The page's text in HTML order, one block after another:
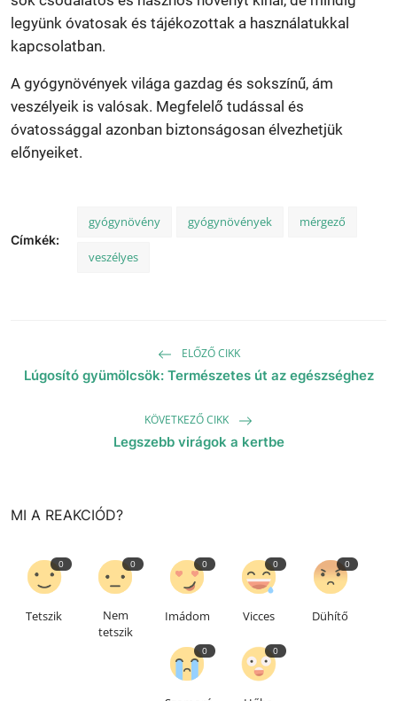
legyünk óvatosak és tájékozottak a használatukkal
kapcsolatban.
A gyógynövények világa gazdag és sokszínű, ám
veszélyeik is valósak. Megfelelő tudással és
óvatossággal azonban biztonságosan élvezhetjük
előnyeiket.
Címkék:
gyógynövény gyógynövények mérgező
veszélyes
ELŐZŐ CIKK
Lúgosító gyümölcsök: Természetes út az egészséghez
KÖVETKEZŐ CIKK
Legszebb virágok a kertbe
MI A REAKCIÓD?
0
Tetszik
0
Nem
tetszik
0
Imádom
0
Vicces
0
Dühítő
0 0